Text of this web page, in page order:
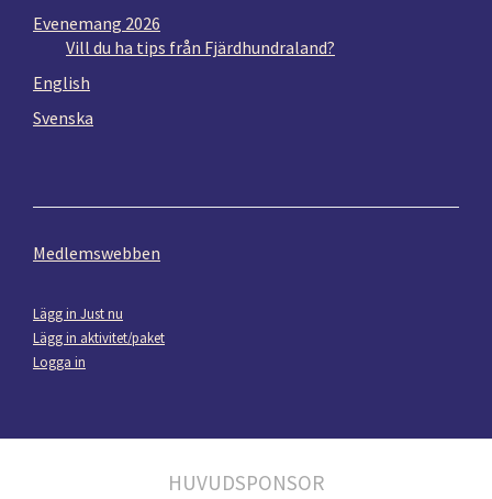
Evenemang 2026
Vill du ha tips från Fjärdhundraland?
English
Svenska
Medlemswebben
Lägg in Just nu
Lägg in aktivitet/paket
Logga in
HUVUDSPONSOR